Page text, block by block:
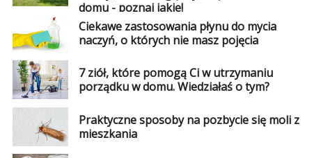
domu - poznaj jakie!
Ciekawe zastosowania płynu do mycia
naczyń, o których nie masz pojęcia
7 ziół, które pomogą Ci w utrzymaniu
porządku w domu. Wiedziałaś o tym?
Praktyczne sposoby na pozbycie się moli z
mieszkania